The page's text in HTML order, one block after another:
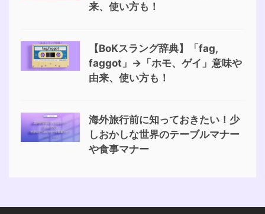
来、使い方も！
【BoKスラング辞典】「fag,
faggot」→「ホモ、ゲイ」意味や
由来、使い方も！
海外旅行前に知っておきたい！少
しおかしな世界のテーブルマナー
や食事マナー